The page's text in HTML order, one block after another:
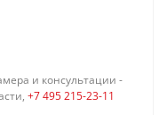
и консультации -
+7 495 215-23-11